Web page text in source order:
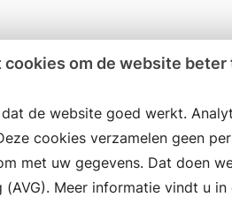
om de website beter
de website goed werkt.
cookies verzamelen geen
met uw gegevens. Dat doen
(AVG). Meer informatie vindt u